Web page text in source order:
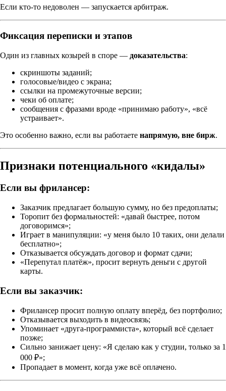
Если кто-то недоволен — запускается арбитраж.
Фиксация переписки и этапов
Один из главных козырей в споре — доказательства:
скриншоты заданий;
голосовые/видео с экрана;
ссылки на промежуточные версии;
чеки об оплате;
сообщения с фразами вроде «принимаю работу», «всё
устраивает».
Это особенно важно, если вы работаете напрямую, вне бирж.
Признаки потенциального «кидалы»
Если вы фрилансер:
Заказчик предлагает большую сумму, но без предоплаты;
Торопит без формальностей: «давай быстрее, потом
договоримся»;
Играет в манипуляции: «у меня было 10 таких, они делали
бесплатно»;
Отказывается обсуждать договор и формат сдачи;
«Перепутал платёж», просит вернуть деньги с другой
карты.
Если вы заказчик:
Фрилансер просит полную оплату вперёд, без портфолио;
Отказывается выходить в видеосвязь;
Упоминает «друга-программиста», который всё сделает
позже;
Сильно занижает цену: «Я сделаю как у студии, только за 1
000 ₽»;
Пропадает в момент, когда уже всё оплачено.